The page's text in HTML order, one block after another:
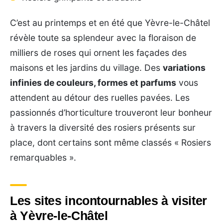
C’est au printemps et en été que Yèvre-le-Châtel
révèle toute sa splendeur avec la floraison de
milliers de roses qui ornent les façades des
maisons et les jardins du village. Des variations
infinies de couleurs, formes et parfums vous
attendent au détour des ruelles pavées. Les
passionnés d’horticulture trouveront leur bonheur
à travers la diversité des rosiers présents sur
place, dont certains sont même classés « Rosiers
remarquables ».
Les sites incontournables à visiter
à Yèvre-le-Châtel